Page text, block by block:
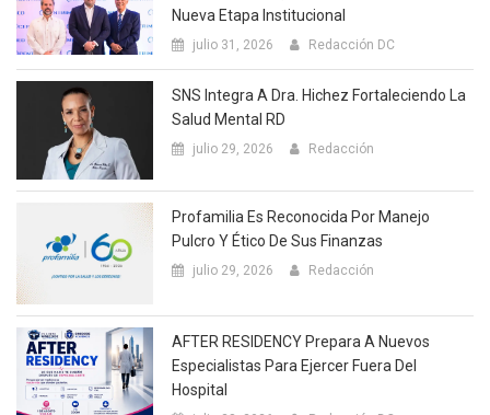
Nueva Etapa Institucional
julio 31, 2026 Redacción DC
SNS Integra A Dra. Hichez Fortaleciendo La
Salud Mental RD
julio 29, 2026 Redacción
Profamilia Es Reconocida Por Manejo
Pulcro Y Ético De Sus Finanzas
julio 29, 2026 Redacción
AFTER RESIDENCY Prepara A Nuevos
Especialistas Para Ejercer Fuera Del
Hospital